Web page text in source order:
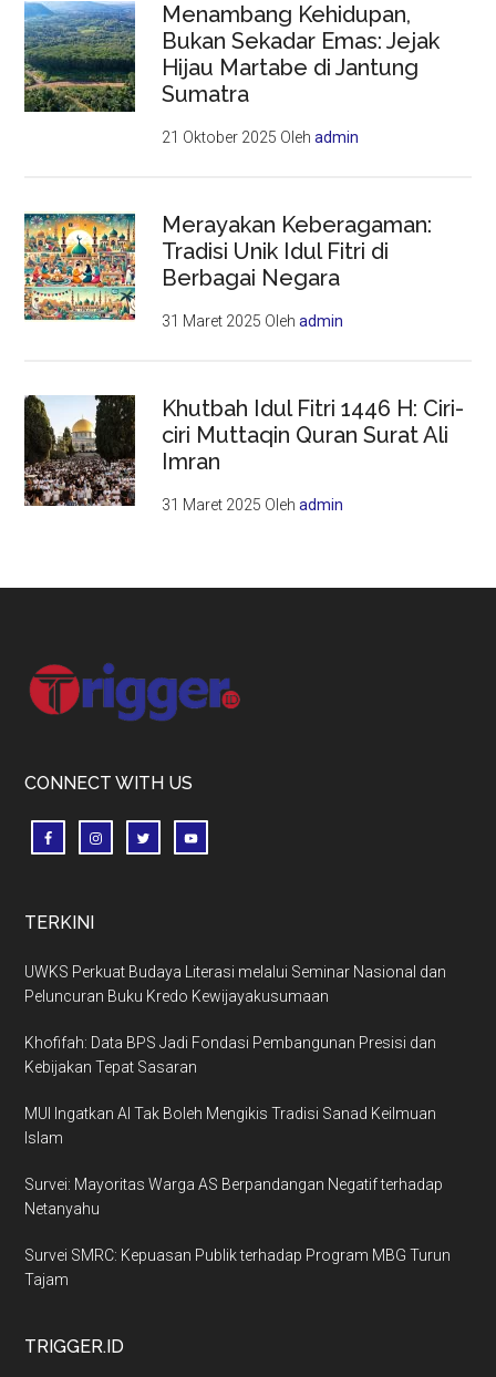
Menambang Kehidupan,
Bukan Sekadar Emas: Jejak
Hijau Martabe di Jantung
Sumatra
21 Oktober 2025 Olehadmin
Merayakan Keberagaman:
Tradisi Unik Idul Fitri di
Berbagai Negara
31 Maret 2025 Olehadmin
Khutbah Idul Fitri 1446 H: Ciri-
ciri Muttaqin Quran Surat Ali
Imran
31 Maret 2025 Olehadmin
Footer
CONNECT WITH US
TERKINI
UWKS Perkuat Budaya Literasi melalui Seminar Nasional dan
Peluncuran Buku Kredo Kewijayakusumaan
Khofifah: Data BPS Jadi Fondasi Pembangunan Presisi dan
Kebijakan Tepat Sasaran
MUI Ingatkan AI Tak Boleh Mengikis Tradisi Sanad Keilmuan
Islam
Survei: Mayoritas Warga AS Berpandangan Negatif terhadap
Netanyahu
Survei SMRC: Kepuasan Publik terhadap Program MBG Turun
Tajam
TRIGGER.ID